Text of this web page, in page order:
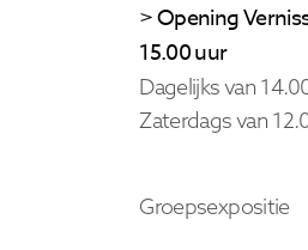
> Opening
15.00 uur
Dagelijks van
Zaterdags van
Groepsexpositie